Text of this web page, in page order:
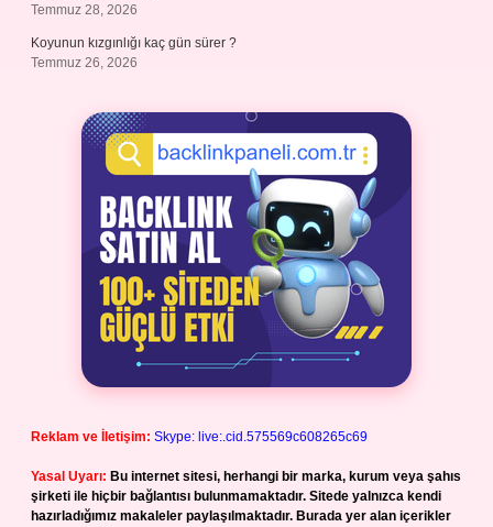
Temmuz 28, 2026
Koyunun kızgınlığı kaç gün sürer ?
Temmuz 26, 2026
Reklam ve İletişim: Skype: live:.cid.575569c608265c69
Yasal Uyarı: Bu internet sitesi, herhangi bir marka, kurum veya şahıs
şirketi ile hiçbir bağlantısı bulunmamaktadır. Sitede yalnızca kendi
hazırladığımız makaleler paylaşılmaktadır. Burada yer alan içerikler